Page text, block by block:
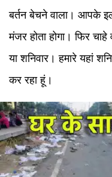
बर्तन बेचने वाला। आपके
मंजर होता होगा। फिर
या शनिवार। हमारे यहां
कर रहा हूं।